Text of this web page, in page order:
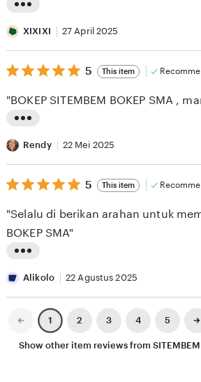
e
v
i
w
y
A
S
S
E
K
i
s
t
n
r
e
v
e
w
y
X
I
XIXIXI 27 April 2025
5
out
5
stars
5 This item
i
s
t
n
g
e
v
"BOKEP SITEMBEM BOKEP SMA ,
Rendy 22 Mei 2025
5
out
5
stars
5 This item
i
s
"Selalu di berikan arahan untuk
BOKEP SMA"
Alikolo 22 Agustus 2025
Previous
page
1 2 3 4 5
Show other item reviews from SITEMBEM